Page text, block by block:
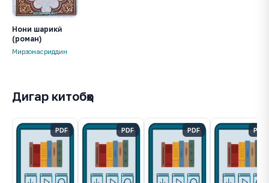
Нони шарикӣ
(роман)
Мирзонасриддин
Дигар китобҳо
PDF PDF PDF PDF